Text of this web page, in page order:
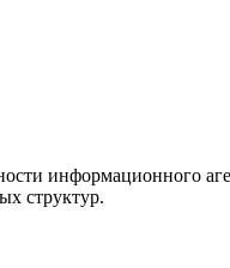
информационного
структур.